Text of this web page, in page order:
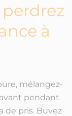
perdrez
à
mélangez-
pendant
de pris. Buvez